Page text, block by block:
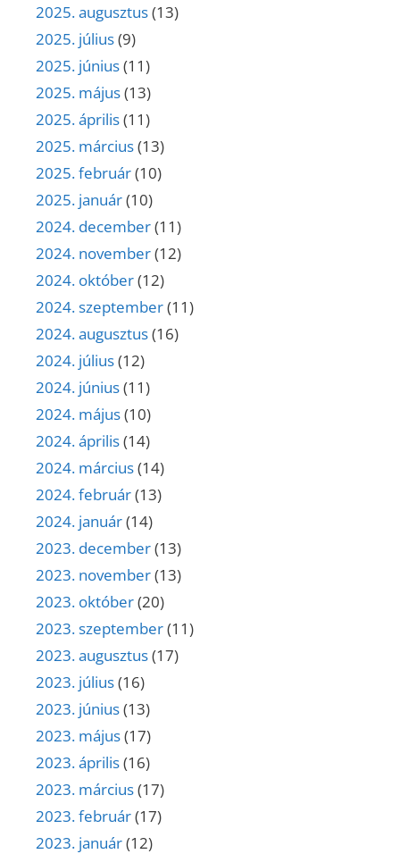
2025. augusztus(13)
2025. július(9)
2025. június(11)
2025. május(13)
2025. április(11)
2025. március(13)
2025. február(10)
2025. január(10)
2024. december(11)
2024. november(12)
2024. október(12)
2024. szeptember(11)
2024. augusztus(16)
2024. július(12)
2024. június(11)
2024. május(10)
2024. április(14)
2024. március(14)
2024. február(13)
2024. január(14)
2023. december(13)
2023. november(13)
2023. október(20)
2023. szeptember(11)
2023. augusztus(17)
2023. július(16)
2023. június(13)
2023. május(17)
2023. április(16)
2023. március(17)
2023. február(17)
2023. január(12)